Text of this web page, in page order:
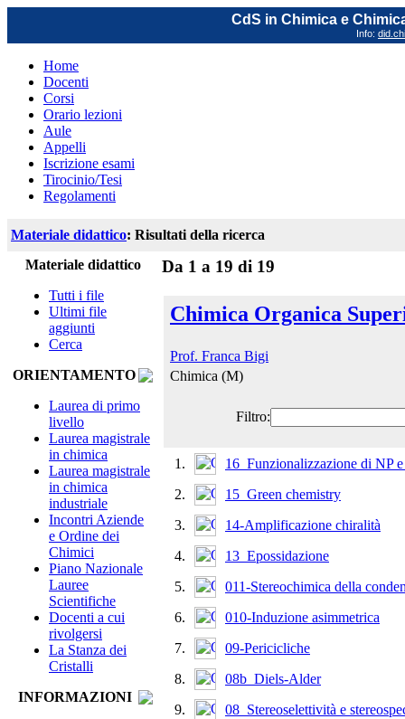
CdS in Chimica e
Info:
Home
Docenti
Corsi
Orario lezioni
Aule
Appelli
Iscrizione esami
Tirocinio/Tesi
Regolamenti
Materiale didattico: Risultati della ricerca
Materiale didattico
Tutti i file
Ultimi file
aggiunti
Cerca
ORIENTAMENTO
Laurea di primo
livello
Laurea magistrale
in chimica
Laurea magistrale
in chimica
industriale
Incontri Aziende
e Ordine dei
Chimici
Piano Nazionale
Lauree
Scientifiche
Docenti a cui
rivolgersi
La Stanza dei
Cristalli
INFORMAZIONI
Da 1 a 19 di 19
Chimica Organica
Prof. Franca Bigi
Chimica (M)
Filtro:
1.
16_Funzionalizzazione di NP
2.
15_Green chemistry
3.
14-Amplificazione chiralità
4.
13_Epossidazione
5.
011-Stereochimica della
6.
010-Induzione asimmetrica
7.
09-Pericicliche
8.
08b_Diels-Alder
9.
08_Stereoselettività e